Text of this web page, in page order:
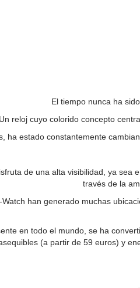
El tiempo nunca ha
Un reloj cuyo colorido concepto
ha estado constantemente
de una alta visibilidad, ya sea
través de la
han generado muchas
en todo el mundo, se ha
(a partir de 59 euros) y